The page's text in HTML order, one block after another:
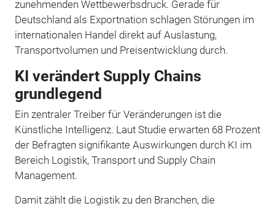
zunehmenden Wettbewerbsdruck. Gerade für
Deutschland als Exportnation schlagen Störungen im
internationalen Handel direkt auf Auslastung,
Transportvolumen und Preisentwicklung durch.
KI verändert Supply Chains
grundlegend
Ein zentraler Treiber für Veränderungen ist die
Künstliche Intelligenz. Laut Studie erwarten 68 Prozent
der Befragten signifikante Auswirkungen durch KI im
Bereich Logistik, Transport und Supply Chain
Management.
Damit zählt die Logistik zu den Branchen, die